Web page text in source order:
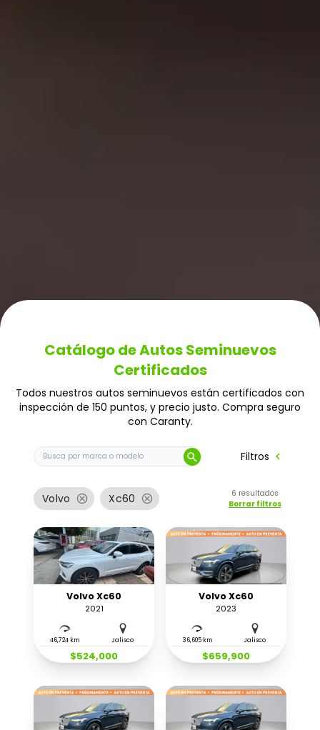
Catálogo de Autos Seminuevos
Certificados
Todos nuestros autos seminuevos están certificados con
inspección de 150 puntos, y precio justo. Compra seguro
con Caranty.
Buscar auto por marca o modelo
search Filtros chevron_left
Volvo cancel Xc60 cancel 6 resultados
Borrar filtros
Volvo Xc60
2021
46,724 km Jalisco
$524,000
Volvo Xc60
2023
36,605 km Jalisco
$659,900